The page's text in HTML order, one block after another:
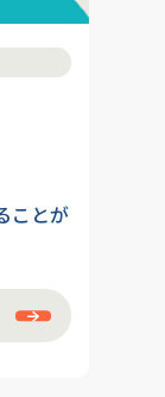
ことが